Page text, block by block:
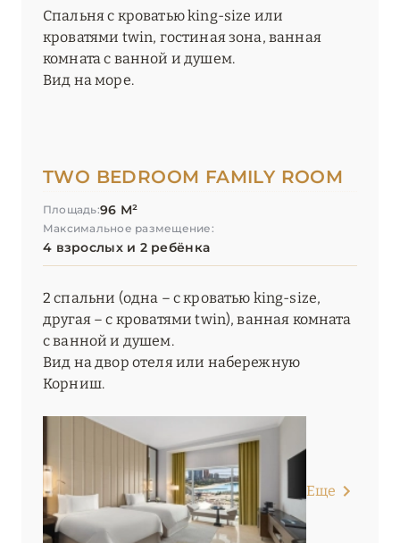
Спальня с кроватью king-size или
кроватями twin, гостиная зона, ванная
комната с ванной и душем.
Вид на море.
TWO BEDROOM FAMILY ROOM
Площадь:96 М²
Максимальное размещение:
4 взрослых и 2 ребёнка
2 спальни (одна – с кроватью king-size,
другая – с кроватями twin), ванная комната
с ванной и душем.
Вид на двор отеля или набережную
Корниш.
Еще